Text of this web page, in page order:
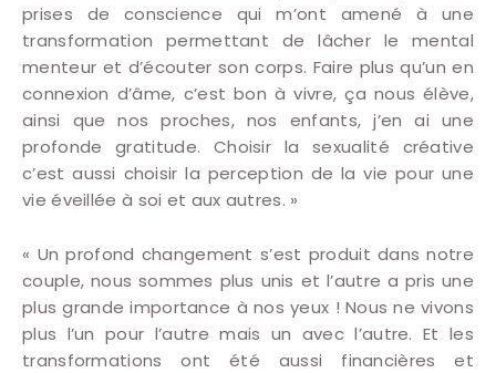
prises de conscience qui m’ont amené à une
transformation permettant de lâcher le mental
menteur et d’écouter son corps. Faire plus qu’un en
connexion d’âme, c’est bon à vivre, ça nous élève,
ainsi que nos proches, nos enfants, j’en ai une
profonde gratitude. Choisir la sexualité créative
c’est aussi choisir la perception de la vie pour une
vie éveillée à soi et aux autres. »
« Un profond changement s’est produit dans notre
couple, nous sommes plus unis et l’autre a pris une
plus grande importance à nos yeux ! Nous ne vivons
plus l’un pour l’autre mais un avec l’autre. Et les
transformations ont été aussi financières et